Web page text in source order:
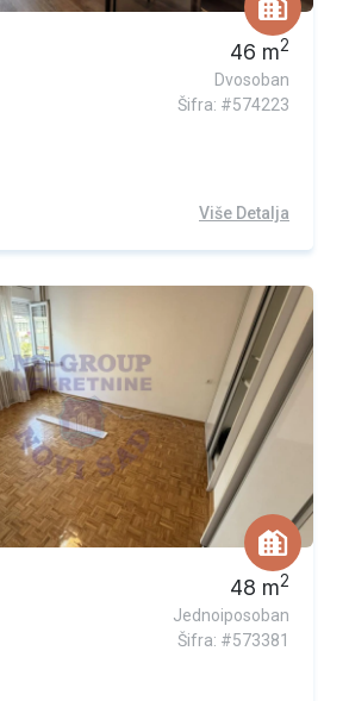
46 m2
Dvosoban
Šifra: #574223
Više Detalja
48 m2
Jednoiposoban
Šifra: #573381